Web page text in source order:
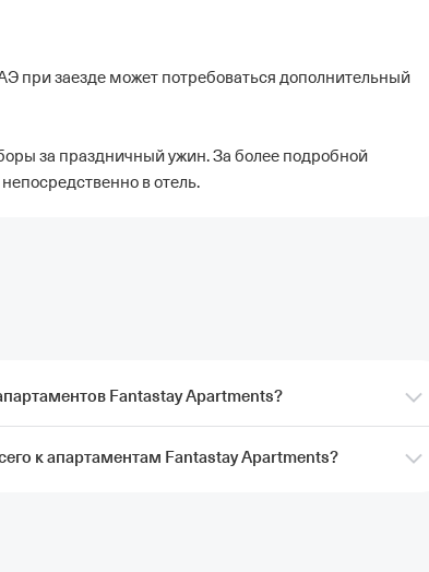
при заезде может потребоваться дополнительный
за праздничный ужин. За более подробной
в отель.
Fantastay Apartments?
апартаменты Fantastay Apartments через
к апартаментам Fantastay Apartments?